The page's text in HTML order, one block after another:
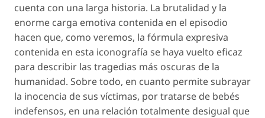
cuenta con una larga historia. La brutalidad y la
enorme carga emotiva contenida en el episodio
hacen que, como veremos, la fórmula expresiva
contenida en esta iconografía se haya vuelto eficaz
para describir las tragedias más oscuras de la
humanidad. Sobre todo, en cuanto permite subrayar
la inocencia de sus víctimas, por tratarse de bebés
indefensos, en una relación totalmente desigual que